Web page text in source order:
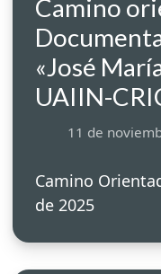
Camino
«José
UAIIN-
11 de
Camino
de 2025